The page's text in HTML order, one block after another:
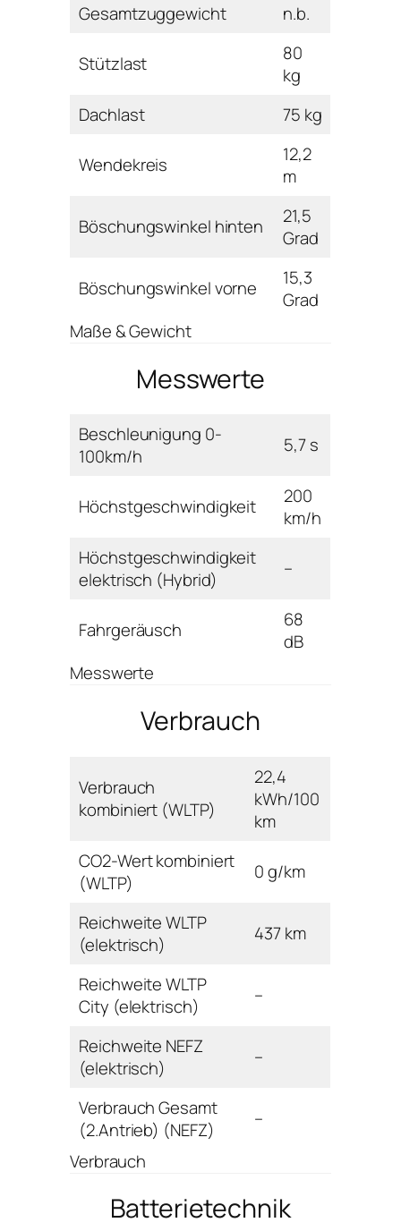
Gesamtzuggewicht
n.b.
Stützlast
80
kg
Dachlast
75 kg
Wendekreis
12,2
m
Böschungswinkel hinten
21,5
Grad
Böschungswinkel vorne
15,3
Grad
Maße & Gewicht
Messwerte
Beschleunigung 0-
100km/h
5,7 s
Höchstgeschwindigkeit
200
km/h
Höchstgeschwindigkeit
elektrisch (Hybrid)
–
Fahrgeräusch
68
dB
Messwerte
Verbrauch
Verbrauch
kombiniert (WLTP)
22,4
kWh/100
km
CO2-Wert kombiniert
(WLTP)
0 g/km
Reichweite WLTP
(elektrisch)
437 km
Reichweite WLTP
City (elektrisch)
–
Reichweite NEFZ
(elektrisch)
–
Verbrauch Gesamt
(2.Antrieb) (NEFZ)
–
Verbrauch
Batterietechnik